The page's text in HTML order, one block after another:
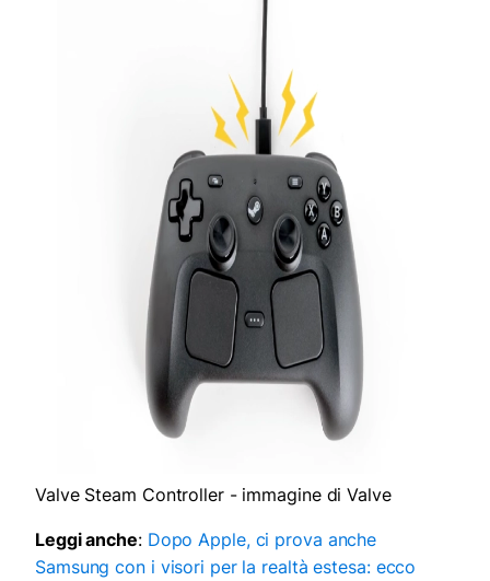
Valve Steam Controller - immagine di Valve
Leggi anche: Dopo Apple, ci prova anche
Samsung con i visori per la realtà estesa: ecco